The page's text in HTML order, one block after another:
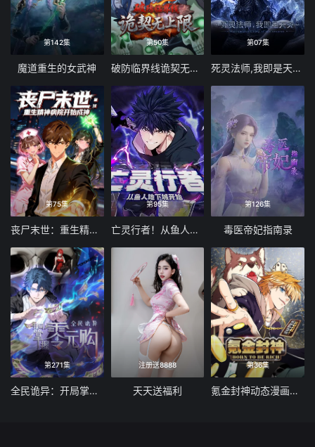
第142集
魔道重生的女武神
第50集
破防临界线诡契无上限
第07集
死灵法师,我即是天灾(2026)
第75集
丧尸末世：重生精神病院开始成神！动态漫画
第95集
亡灵行者！从鱼人地下城开始 动态漫画
第126集
毒医帝妃指南录
第271集
全民诡异：开局掌握零元购
注册送8888
天天送福利
第36集
氪金封神动态漫画第一季